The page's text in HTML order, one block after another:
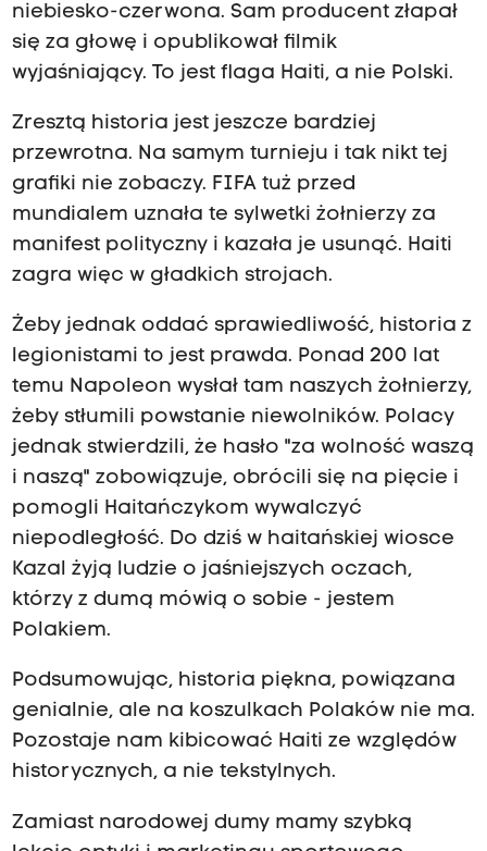
niebiesko-czerwona. Sam producent złapał
się za głowę i opublikował filmik
wyjaśniający. To jest flaga Haiti, a nie Polski.
Zresztą historia jest jeszcze bardziej
przewrotna. Na samym turnieju i tak nikt tej
grafiki nie zobaczy. FIFA tuż przed
mundialem uznała te sylwetki żołnierzy za
manifest polityczny i kazała je usunąć. Haiti
zagra więc w gładkich strojach.
Żeby jednak oddać sprawiedliwość, historia z
legionistami to jest prawda. Ponad 200 lat
temu Napoleon wysłał tam naszych żołnierzy,
żeby stłumili powstanie niewolników. Polacy
jednak stwierdzili, że hasło "za wolność waszą
i naszą" zobowiązuje, obrócili się na pięcie i
pomogli Haitańczykom wywalczyć
niepodległość. Do dziś w haitańskiej wiosce
Kazal żyją ludzie o jaśniejszych oczach,
którzy z dumą mówią o sobie - jestem
Polakiem.
Podsumowując, historia piękna, powiązana
genialnie, ale na koszulkach Polaków nie ma.
Pozostaje nam kibicować Haiti ze względów
historycznych, a nie tekstylnych.
Zamiast narodowej dumy mamy szybką